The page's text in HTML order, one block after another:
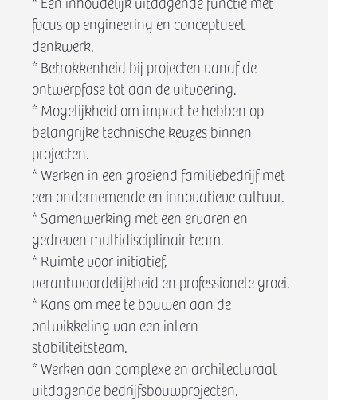
focus op engineering en conceptueel
denkwerk.
* Betrokkenheid bij projecten vanaf de
ontwerpfase tot aan de uitvoering.
* Mogelijkheid om impact te hebben op
belangrijke technische keuzes binnen
projecten.
* Werken in een groeiend familiebedrijf met
een ondernemende en innovatieve cultuur.
* Samenwerking met een ervaren en
gedreven multidisciplinair team.
* Ruimte voor initiatief,
verantwoordelijkheid en professionele groei.
* Kans om mee te bouwen aan de
ontwikkeling van een intern
stabiliteitsteam.
* Werken aan complexe en architecturaal
uitdagende bedrijfsbouwprojecten.